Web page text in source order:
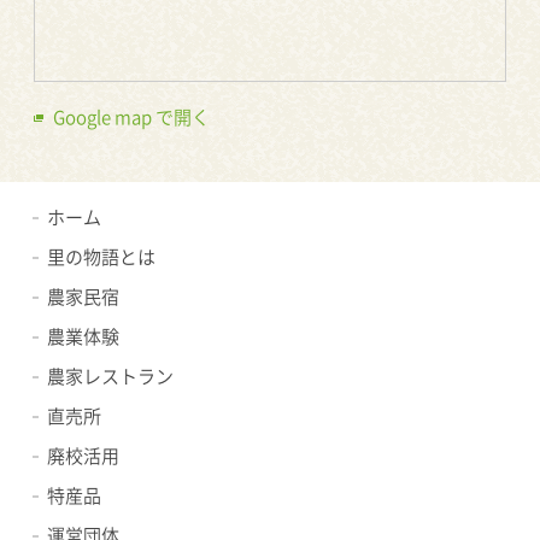
Google map で開く
ホーム
里の物語とは
農家民宿
農業体験
農家レストラン
直売所
廃校活用
特産品